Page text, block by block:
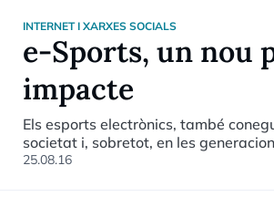
INTERNET I XARXES SOCIALS
e-Sports, un nou
impacte
Els esports electrònics, també
societat i, sobretot, en les
remarcar que l'any 2015 tres jocs
25.08.16